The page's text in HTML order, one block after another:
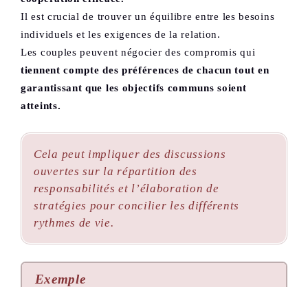
Il est crucial de trouver un équilibre entre les besoins
individuels et les exigences de la relation.
Les couples peuvent négocier des compromis qui
tiennent compte des préférences de chacun tout en
garantissant que les objectifs communs soient
atteints.
Cela peut impliquer des discussions
ouvertes sur la répartition des
responsabilités et l’élaboration de
stratégies pour concilier les différents
rythmes de vie.
Exemple